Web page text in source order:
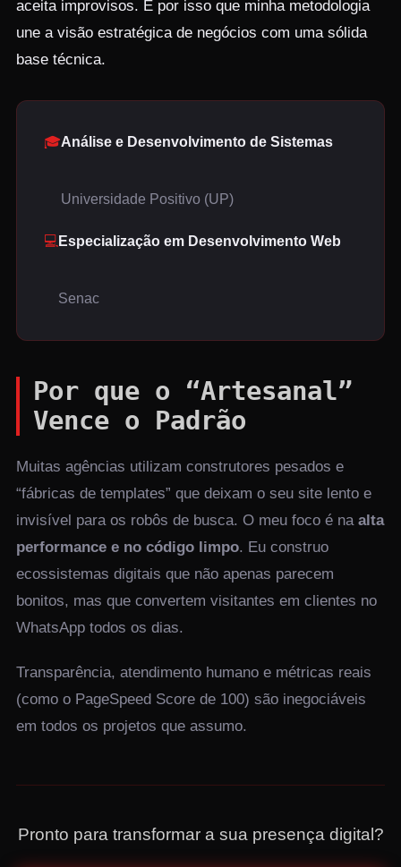
aceita improvisos. É por isso que minha metodologia
une a visão estratégica de negócios com uma sólida
base técnica.
🎓Análise e Desenvolvimento de Sistemas
Universidade Positivo (UP)
💻 Especialização em Desenvolvimento Web
Senac
Por que o “Artesanal”
Vence o Padrão
Muitas agências utilizam construtores pesados e
“fábricas de templates” que deixam o seu site lento e
invisível para os robôs de busca. O meu foco é na alta
performance e no código limpo. Eu construo
ecossistemas digitais que não apenas parecem
bonitos, mas que convertem visitantes em clientes no
WhatsApp todos os dias.
Transparência, atendimento humano e métricas reais
(como o PageSpeed Score de 100) são inegociáveis
em todos os projetos que assumo.
Pronto para transformar a sua presença digital?